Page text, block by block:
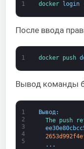
1 docker login
После ввода
1 docker push
Вывод команды
1
2
3
4
5
Вывод:
The push
. . .